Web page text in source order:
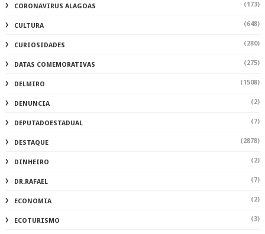
CORONAVIRUS ALAGOAS (173)
CULTURA (648)
CURIOSIDADES (280)
DATAS COMEMORATIVAS (275)
DELMIRO (1508)
DENUNCIA (2)
DEPUTADOESTADUAL (7)
DESTAQUE (2878)
DINHEIRO (2)
DR.RAFAEL (7)
ECONOMIA (2)
ECOTURISMO (3)